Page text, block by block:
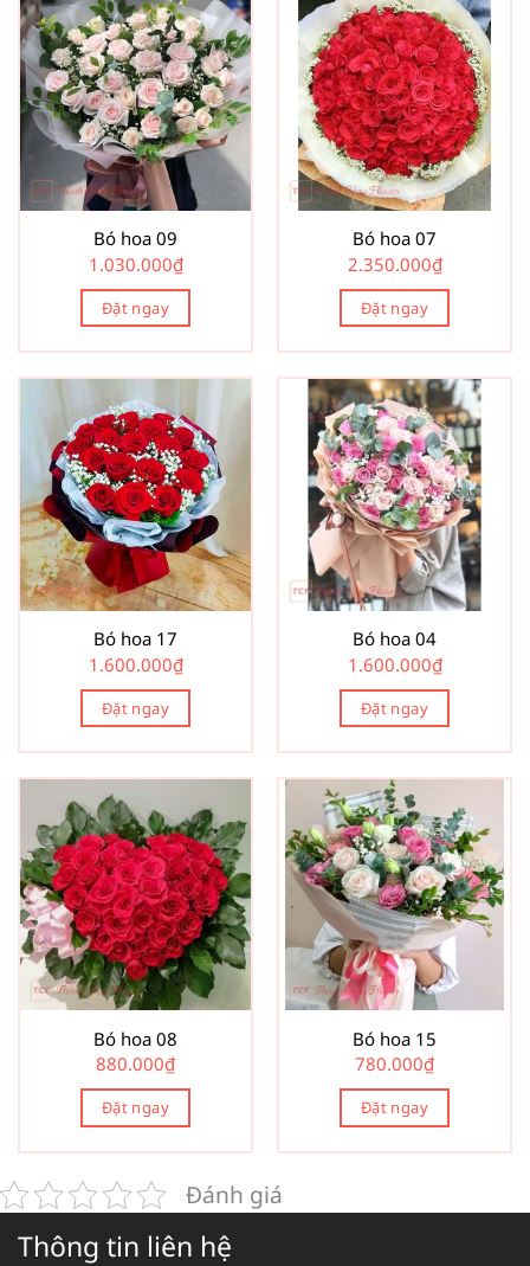
Bó hoa 09
1.030.000₫
Đặt ngay
Bó hoa 07
2.350.000₫
Đặt ngay
Bó hoa 17
1.600.000₫
Đặt ngay
Bó hoa 04
1.600.000₫
Đặt ngay
Bó hoa 08
880.000₫
Đặt ngay
Bó hoa 15
780.000₫
Đặt ngay
Đánh giá
Thông tin liên hệ